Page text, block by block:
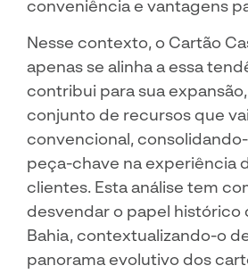
conveniência e vantagens
Nesse contexto, o Cartão
apenas se alinha a essa
contribui para sua
conjunto de recursos que
convencional,
peça-chave na experiência
clientes. Esta análise tem
desvendar o papel histórico
Bahia, contextualizando-o
panorama evolutivo dos